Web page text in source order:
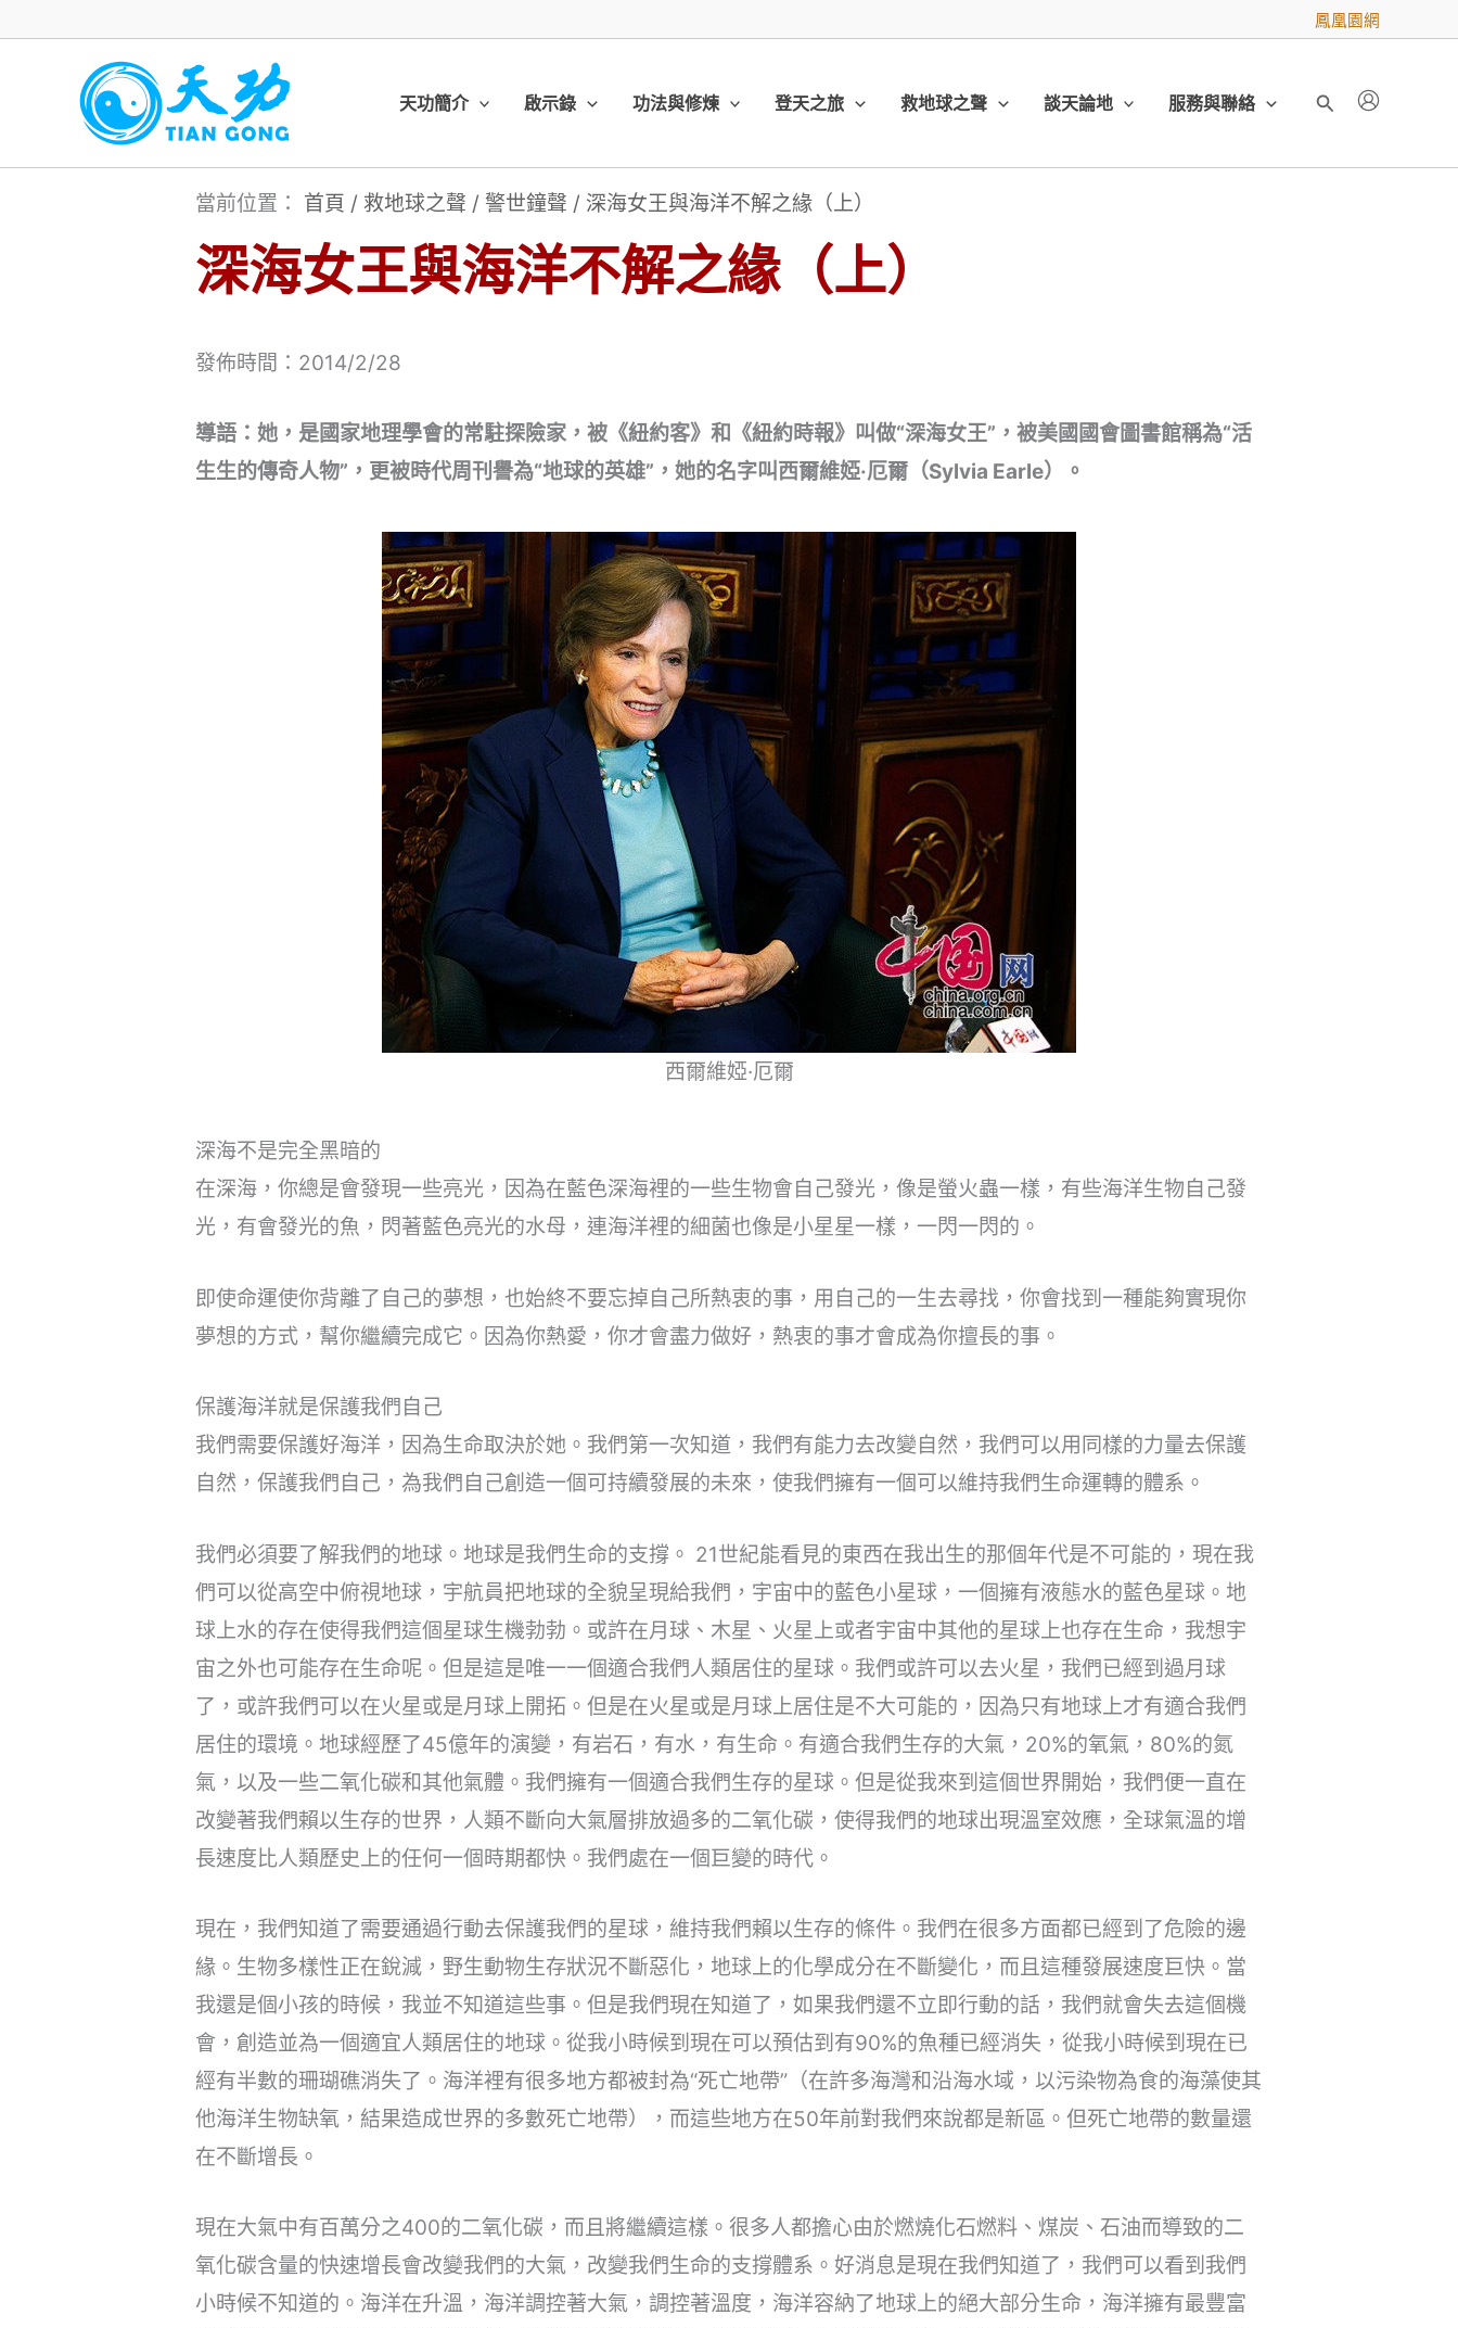
內
鳳凰園網
天功簡介 啟示錄 功法與修煉 登天之旅 救地球之聲 談天論地 服務與聯絡
搜
當前位置： 首頁 / 救地球之聲 / 警世鐘聲 / 深海女王與海洋不解之緣（上）
深海女王與海洋不解之緣（上）
發佈時間：2014/2/28
導語：她，是國家地理學會的常駐探險家，被《紐約客》和《紐約時報》叫做“深海女王”，被美國國會圖書館稱為“活
生生的傳奇人物”，更被時代周刊譽為“地球的英雄”，她的名字叫西爾維婭·厄爾（Sylvia Earle）。
西爾維婭·厄爾
深海不是完全黑暗的
在深海，你總是會發現一些亮光，因為在藍色深海裡的一些生物會自己發光，像是螢火蟲一樣，有些海洋生物自己發
光，有會發光的魚，閃著藍色亮光的水母，連海洋裡的細菌也像是小星星一樣，一閃一閃的。
即使命運使你背離了自己的夢想，也始終不要忘掉自己所熱衷的事，用自己的一生去尋找，你會找到一種能夠實現你
夢想的方式，幫你繼續完成它。因為你熱愛，你才會盡力做好，熱衷的事才會成為你擅長的事。
保護海洋就是保護我們自己
我們需要保護好海洋，因為生命取決於她。我們第一次知道，我們有能力去改變自然，我們可以用同樣的力量去保護
自然，保護我們自己，為我們自己創造一個可持續發展的未來，使我們擁有一個可以維持我們生命運轉的體系。
我們必須要了解我們的地球。地球是我們生命的支撐。 21世紀能看見的東西在我出生的那個年代是不可能的，現在我
們可以從高空中俯視地球，宇航員把地球的全貌呈現給我們，宇宙中的藍色小星球，一個擁有液態水的藍色星球。地
球上水的存在使得我們這個星球生機勃勃。或許在月球、木星、火星上或者宇宙中其他的星球上也存在生命，我想宇
宙之外也可能存在生命呢。但是這是唯一一個適合我們人類居住的星球。我們或許可以去火星，我們已經到過月球
了，或許我們可以在火星或是月球上開拓。但是在火星或是月球上居住是不大可能的，因為只有地球上才有適合我們
居住的環境。地球經歷了45億年的演變，有岩石，有水，有生命。有適合我們生存的大氣，20%的氧氣，80%的氮
氣，以及一些二氧化碳和其他氣體。我們擁有一個適合我們生存的星球。但是從我來到這個世界開始，我們便一直在
改變著我們賴以生存的世界，人類不斷向大氣層排放過多的二氧化碳，使得我們的地球出現溫室效應，全球氣溫的增
長速度比人類歷史上的任何一個時期都快。我們處在一個巨變的時代。
現在，我們知道了需要通過行動去保護我們的星球，維持我們賴以生存的條件。我們在很多方面都已經到了危險的邊
緣。生物多樣性正在銳減，野生動物生存狀況不斷惡化，地球上的化學成分在不斷變化，而且這種發展速度巨快。當
我還是個小孩的時候，我並不知道這些事。但是我們現在知道了，如果我們還不立即行動的話，我們就會失去這個機
會，創造並為一個適宜人類居住的地球。從我小時候到現在可以預估到有90%的魚種已經消失，從我小時候到現在已
經有半數的珊瑚礁消失了。海洋裡有很多地方都被封為“死亡地帶”（在許多海灣和沿海水域，以污染物為食的海藻使其
他海洋生物缺氧，結果造成世界的多數死亡地帶），而這些地方在50年前對我們來說都是新區。但死亡地帶的數量還
在不斷增長。
現在大氣中有百萬分之400的二氧化碳，而且將繼續這樣。很多人都擔心由於燃燒化石燃料、煤炭、石油而導致的二
氧化碳含量的快速增長會改變我們的大氣，改變我們生命的支撐體系。好消息是現在我們知道了，我們可以看到我們
小時候不知道的。海洋在升溫，海洋調控著大氣，調控著溫度，海洋容納了地球上的絕大部分生命，海洋擁有最豐富